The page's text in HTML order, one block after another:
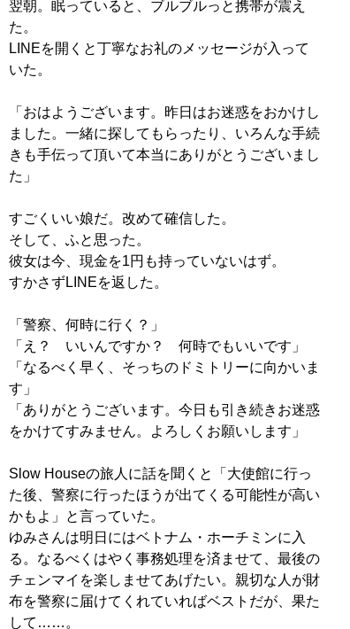
翌朝。眠っていると、ブルブルっと携帯が震え
た。
LINEを開くと丁寧なお礼のメッセージが入って
いた。
「おはようございます。昨日はお迷惑をおかけし
ました。一緒に探してもらったり、いろんな手続
きも手伝って頂いて本当にありがとうございまし
た」
すごくいい娘だ。改めて確信した。
そして、ふと思った。
彼女は今、現金を1円も持っていないはず。
すかさずLINEを返した。
「警察、何時に行く？」
「え？ いいんですか？ 何時でもいいです」
「なるべく早く、そっちのドミトリーに向かいま
す」
「ありがとうございます。今日も引き続きお迷惑
をかけてすみません。よろしくお願いします」
Slow Houseの旅人に話を聞くと「大使館に行っ
た後、警察に行ったほうが出てくる可能性が高い
かもよ」と言っていた。
ゆみさんは明日にはベトナム・ホーチミンに入
る。なるべくはやく事務処理を済ませて、最後の
チェンマイを楽しませてあげたい。親切な人が財
布を警察に届けてくれていればベストだが、果た
して……。